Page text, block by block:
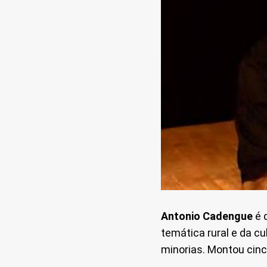
Antonio Cadengue é
temática rural e da
minorias. Montou